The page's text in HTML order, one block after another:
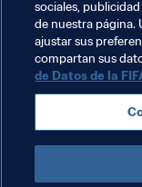
Copa Mundial
Copa Mundial
AFC
Concacaf
sociales,
de nuestra página.
ajustar sus
compartan sus
de Datos de la